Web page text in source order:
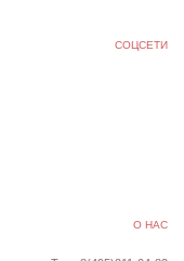
СОЦСЕТИ
О НАС